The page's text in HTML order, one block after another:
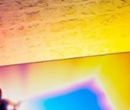
samostatne na základe
zobrazenie pohybu,